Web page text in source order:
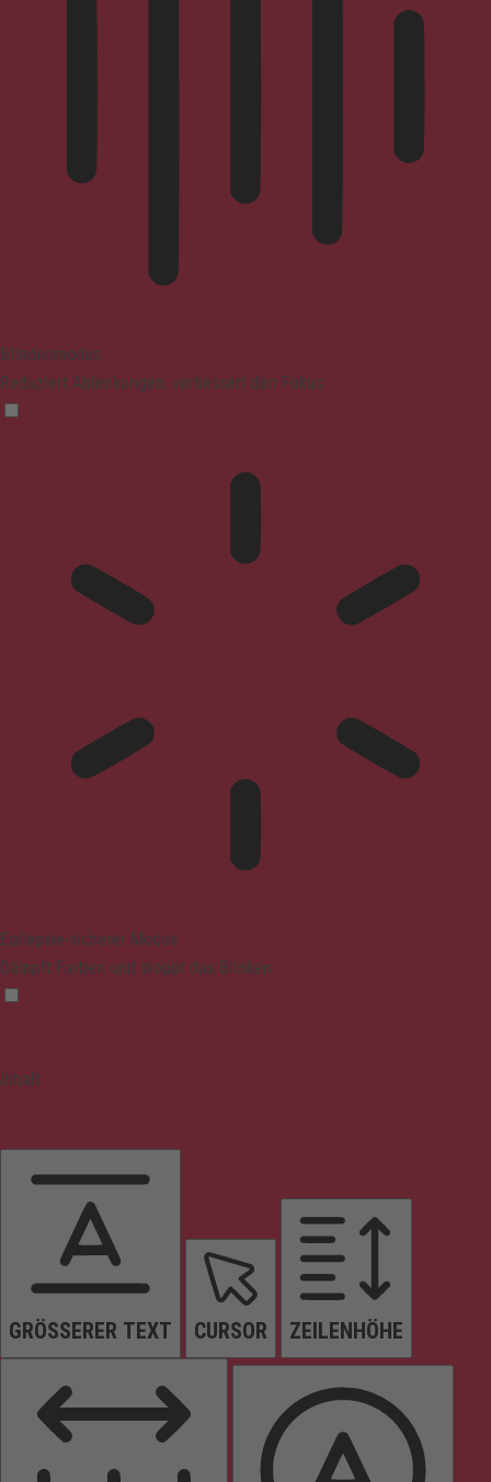
Blindenmodus
Reduziert Ablenkungen, verbessert den Fokus
Epilepsie-sicherer Modus
Dämpft Farben und stoppt das Blinken
Inhalt
GRÖSSERER TEXT CURSOR ZEILENHÖHE